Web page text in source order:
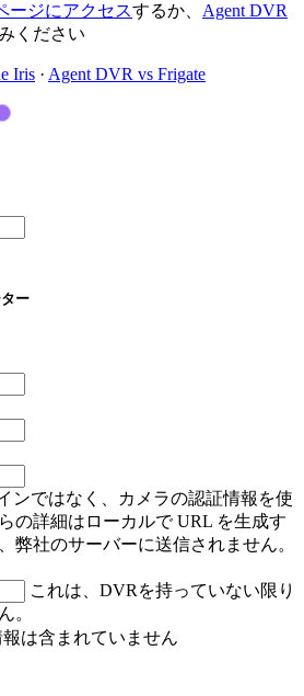
ージにアクセスするか、 Agent DVR
ください
Iris · Agent DVR vs Frigate
ー
ンではなく、カメラの認証情報を使
の詳細はローカルで URL を生成す
弊社のサーバーに送信されません。
これは、DVRを持っていない限り
。
報は含まれていません